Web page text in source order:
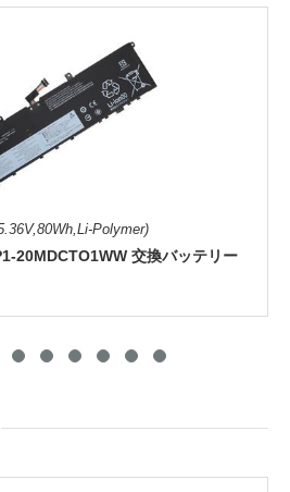
Polymer)
20MDCTO1WW 交換バッテリー